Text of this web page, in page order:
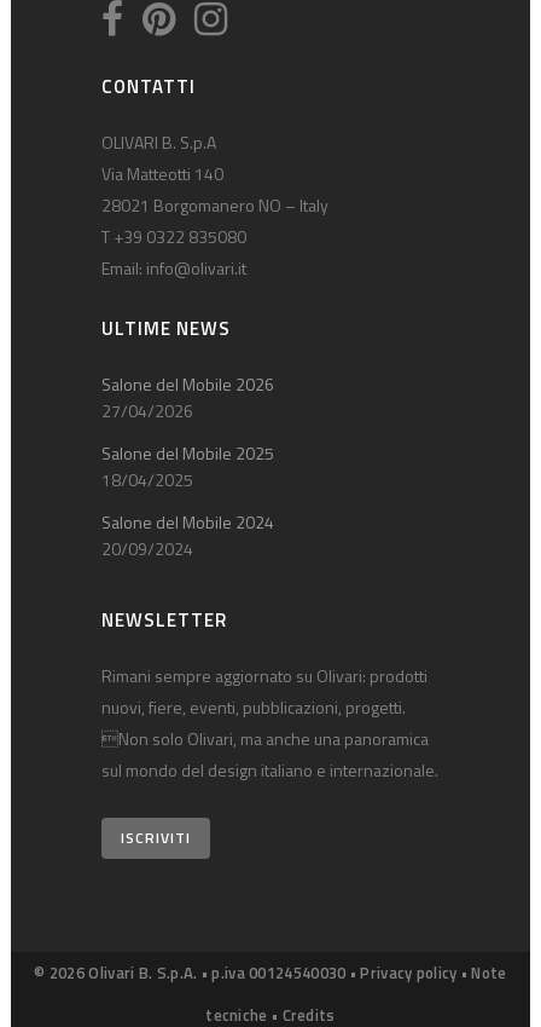
CONTATTI
OLIVARI B. S.p.A
Via Matteotti 140
28021 Borgomanero NO – Italy
T +39 0322 835080
Email: info@olivari.it
ULTIME NEWS
Salone del Mobile 2026
27/04/2026
Salone del Mobile 2025
18/04/2025
Salone del Mobile 2024
20/09/2024
NEWSLETTER
Rimani sempre aggiornato su Olivari: prodotti
nuovi, fiere, eventi, pubblicazioni, progetti.
Non solo Olivari, ma anche una panoramica
sul mondo del design italiano e internazionale.
ISCRIVITI
© 2026 Olivari B. S.p.A. • p.iva 00124540030 •Privacy policy •Note
tecniche • Credits